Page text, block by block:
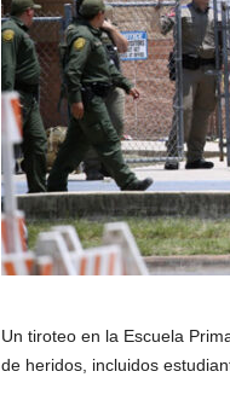
Un tiroteo en la Escuela
de heridos, incluidos